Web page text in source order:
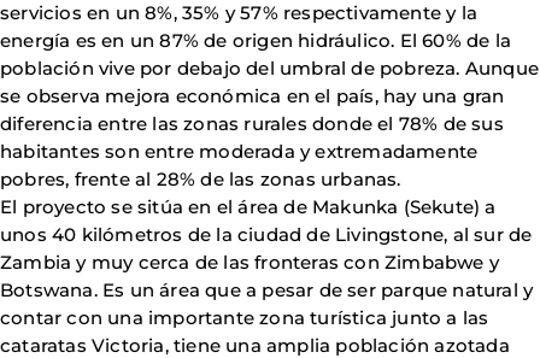
servicios en un 8%, 35% y 57% respectivamente y la
energía es en un 87% de origen hidráulico. El 60% de la
población vive por debajo del umbral de pobreza. Aunque
se observa mejora económica en el país, hay una gran
diferencia entre las zonas rurales donde el 78% de sus
habitantes son entre moderada y extremadamente
pobres, frente al 28% de las zonas urbanas.
El proyecto se sitúa en el área de Makunka (Sekute) a
unos 40 kilómetros de la ciudad de Livingstone, al sur de
Zambia y muy cerca de las fronteras con Zimbabwe y
Botswana. Es un área que a pesar de ser parque natural y
contar con una importante zona turística junto a las
cataratas Victoria, tiene una amplia población azotada